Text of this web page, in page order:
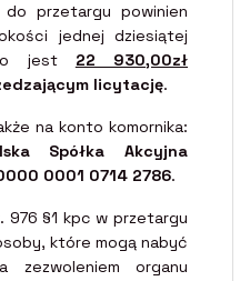
przetargu powinien
jednej dziesiątej
to jest 22 930,00zł
licytację.
na konto komornika:
Spółka Akcyjna
0001 0714 2786.
976 §1 kpc w przetargu
które mogą nabyć
zezwoleniem organu